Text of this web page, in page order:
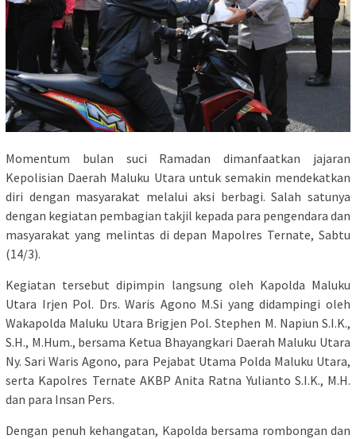
Momentum bulan suci Ramadan dimanfaatkan jajaran
Kepolisian Daerah Maluku Utara untuk semakin mendekatkan
diri dengan masyarakat melalui aksi berbagi. Salah satunya
dengan kegiatan pembagian takjil kepada para pengendara dan
masyarakat yang melintas di depan Mapolres Ternate, Sabtu
(14/3).
Kegiatan tersebut dipimpin langsung oleh Kapolda Maluku
Utara Irjen Pol. Drs. Waris Agono M.Si yang didampingi oleh
Wakapolda Maluku Utara Brigjen Pol. Stephen M. Napiun S.I.K.,
S.H., M.Hum., bersama Ketua Bhayangkari Daerah Maluku Utara
Ny. Sari Waris Agono, para Pejabat Utama Polda Maluku Utara,
serta Kapolres Ternate AKBP Anita Ratna Yulianto S.I.K., M.H.
dan para Insan Pers.
Dengan penuh kehangatan, Kapolda bersama rombongan dan